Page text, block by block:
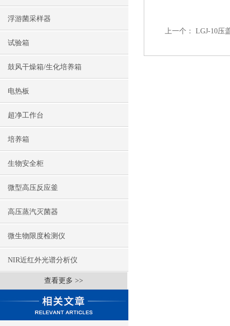
浮游菌采样器
试验箱
鼓风干燥箱/生化培养箱
电热板
超净工作台
培养箱
生物安全柜
微型高压反应釜
高压蒸汽灭菌器
微生物限度检测仪
NIR近红外光谱分析仪
查看更多 >>
上一个： LGJ-10压